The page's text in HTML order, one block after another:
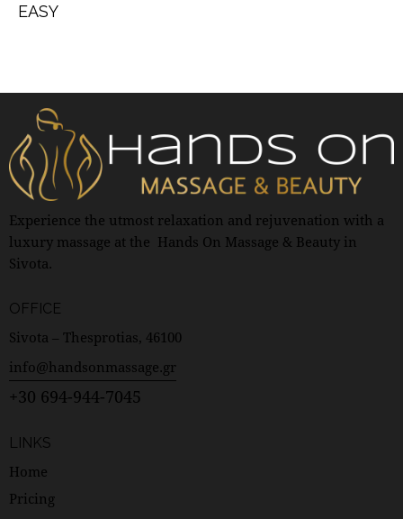
EASY
Experience the utmost relaxation and rejuvenation with a
luxury massage at the Hands On Massage & Beauty in
Sivota.
OFFICE
Sivota – Thesprotias, 46100
info@handsonmassage.gr
+30 694-944-7045
LINKS
Home
Pricing